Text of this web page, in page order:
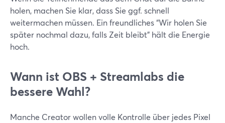
holen, machen Sie klar, dass Sie ggf. schnell
weitermachen müssen. Ein freundliches “Wir holen Sie
später nochmal dazu, falls Zeit bleibt” hält die Energie
hoch.
Wann ist OBS + Streamlabs die
bessere Wahl?
Manche Creator wollen volle Kontrolle über jedes Pixel